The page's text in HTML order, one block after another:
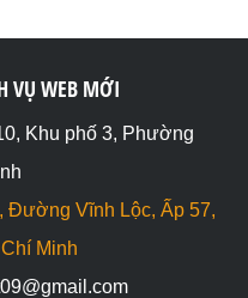
VỤ WEB MỚI
Khu phố 3, Phường
Đường Vĩnh Lộc, Ấp 57,
Minh